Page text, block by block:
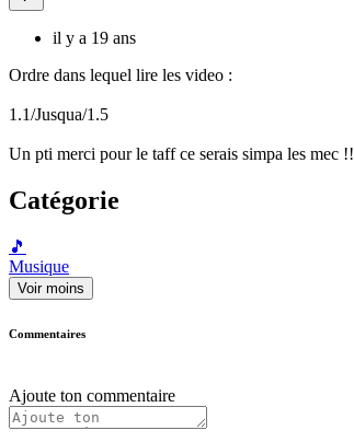
il y a 19 ans
Ordre dans lequel lire les video :
1.1/Jusqua/1.5
Un pti merci pour le taff ce serais simpa les mec !!
Catégorie
🎵
Musique
Voir moins
Commentaires
Ajoute ton commentaire